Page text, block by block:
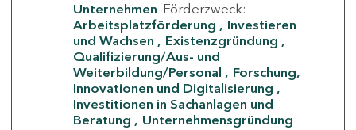
Unternehmen Förderzweck:
Arbeitsplatzförderung
Investieren
und Wachsen
Existenzgründung
Qualifizierung/Aus- und
Weiterbildung/Personal
Forschung,
Innovationen und Digitalisierung
Investitionen in Sachanlagen und
Beratung
Unternehmensgründung